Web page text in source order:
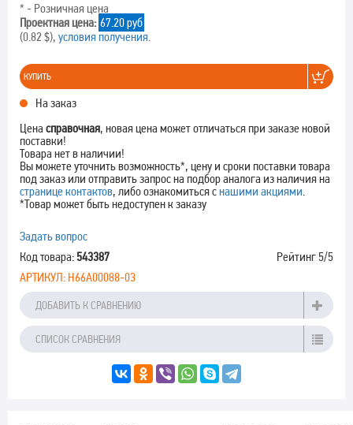
* - Розничная цена
Проектная цена: 67.20 руб
(0.82 $), условия получения.
КУПИТЬ
На заказ
Цена справочная, новая цена может отличаться при заказе новой
поставки!
Товара нет в наличии!
Вы можете уточнить возможность*, цену и сроки поставки товара
под заказ или отправить запрос на подбор аналога из наличия на
странице контактов, либо ознакомиться снашими акциями.
*Товар может быть недоступен к заказу
Задать вопрос
Рейтинг 5/5
Код товара:543387
АРТИКУЛ: H66A00088-03
ДОБАВИТЬ К СРАВНЕНИЮ
СПИСОК СРАВНЕНИЯ